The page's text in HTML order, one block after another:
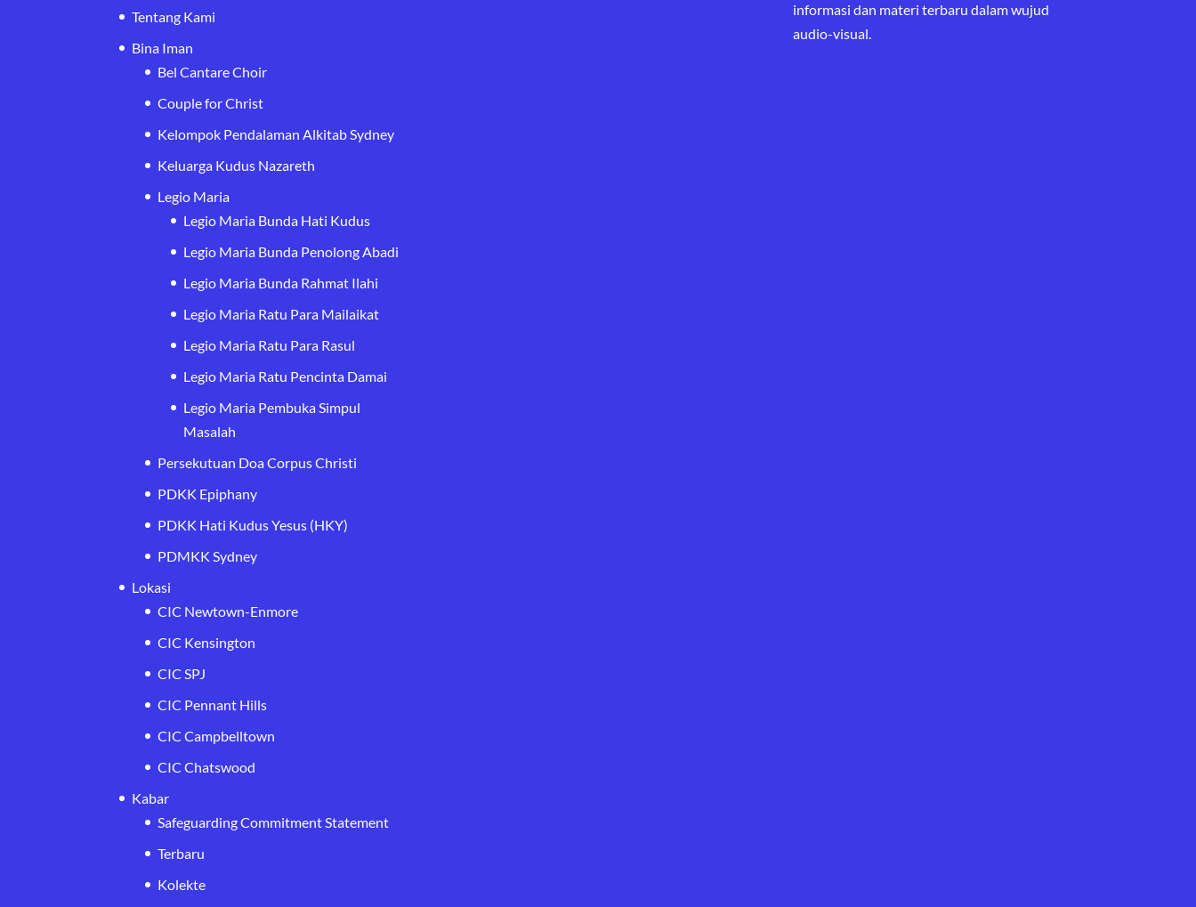
Tentang Kami
Bina Iman
Bel Cantare Choir
Couple for Christ
Kelompok Pendalaman Alkitab Sydney
Keluarga Kudus Nazareth
Legio Maria
Legio Maria Bunda Hati Kudus
Legio Maria Bunda Penolong Abadi
Legio Maria Bunda Rahmat Ilahi
Legio Maria Ratu Para Mailaikat
Legio Maria Ratu Para Rasul
Legio Maria Ratu Pencinta Damai
Legio Maria Pembuka Simpul
Masalah
Persekutuan Doa Corpus Christi
PDKK Epiphany
PDKK Hati Kudus Yesus (HKY)
PDMKK Sydney
Lokasi
CIC Newtown-Enmore
CIC Kensington
CIC SPJ
CIC Pennant Hills
CIC Campbelltown
CIC Chatswood
Kabar
Safeguarding Commitment Statement
Terbaru
Kolekte
informasi dan materi terbaru dalam wujud
audio-visual.